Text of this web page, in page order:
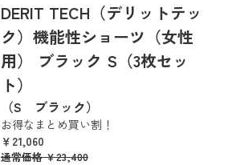
DERIT TECH（デリットテッ
ク）機能性ショーツ（女性
用） ブラック S（3枚セッ
ト）
（S ブラック）
お得なまとめ買い割！
￥21,060
通常価格￥23,400